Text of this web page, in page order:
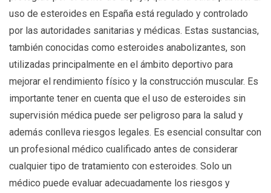
uso de esteroides en España está regulado y controlado
por las autoridades sanitarias y médicas. Estas sustancias,
también conocidas como esteroides anabolizantes, son
utilizadas principalmente en el ámbito deportivo para
mejorar el rendimiento físico y la construcción muscular. Es
importante tener en cuenta que el uso de esteroides sin
supervisión médica puede ser peligroso para la salud y
además conlleva riesgos legales. Es esencial consultar con
un profesional médico cualificado antes de considerar
cualquier tipo de tratamiento con esteroides. Solo un
médico puede evaluar adecuadamente los riesgos y